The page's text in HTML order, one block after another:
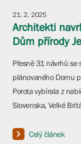
21. 2. 2025
Architekti
Dům přírody
Přesně 31 návrhů se
plánovaného Domu
Porota vybírala z
Slovenska, Velké
Celý článek